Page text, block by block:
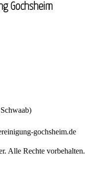
Gochsheim
gochsheim.de
Alle Rechte vorbehalten.